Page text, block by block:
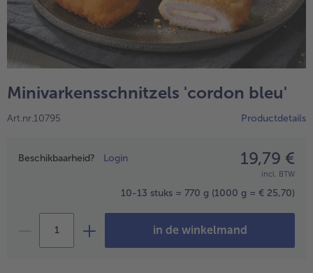
High Protein
alleHigh Protein
Veggie & Vegan
Minivarkensschnitzels 'cordon bleu'
Art.nr.10795 Productdetails
Prijsopgave
Beschikbaarheid? Login 19,79 €
incl. BTW
10-13 stuks = 770 g (1000 g = € 25,70)
in de winkelmand